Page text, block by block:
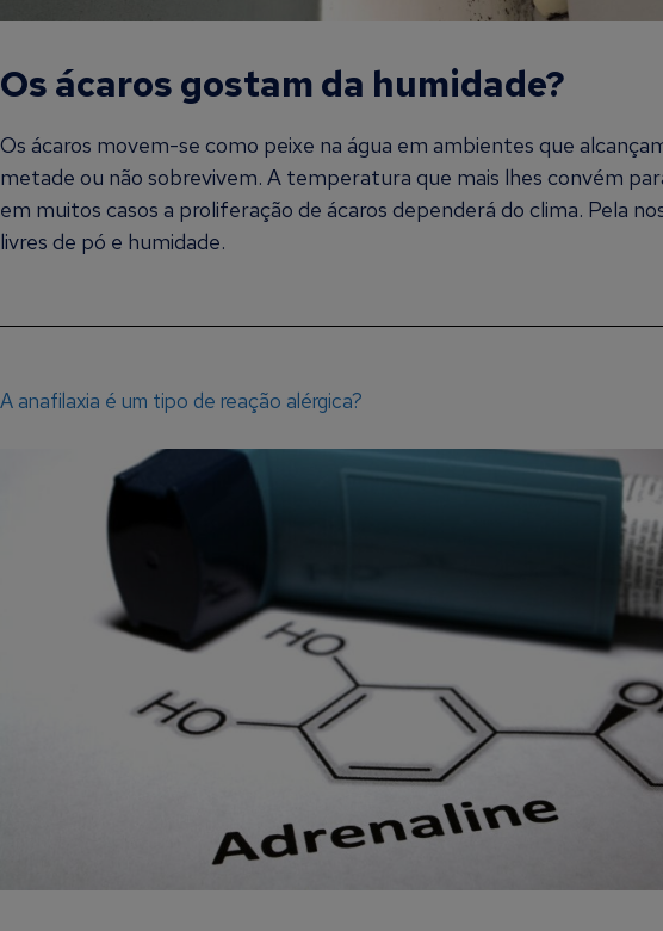
Os ácaros gostam da humidade?
Os ácaros movem-se como peixe na água em ambientes que
metade ou não sobrevivem. A temperatura que mais lhes convém
em muitos casos a proliferação de ácaros dependerá do clima. Pela
livres de pó e humidade.
A anafilaxia é um tipo de reação alérgica?